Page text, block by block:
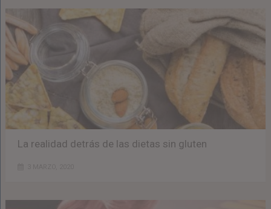
La realidad detrás de las dietas sin gluten